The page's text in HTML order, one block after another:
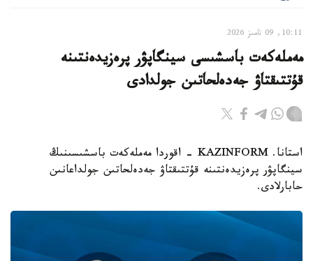
10:11, 09 تامىز 2026
مەملەكەت باسشىسى سينگاپۋر پرەزيدەنتىنە
قۇتتىقتاۋ جەدەلحاتىن جولدادى
استانا. KAZINFORM - اقوردا مەملەكەت باسشىسىنىڭ
سينگاپۋر پرەزيدەنتىنە قۇتتىقتاۋ جەدەلحاتىن جولداعانىن
حابارلادى.